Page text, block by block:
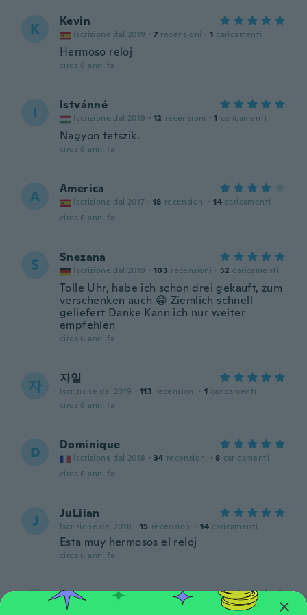
K Kevin
Iscrizione dal 2019 · 7 recensioni · 1 caricamenti
Hermoso reloj
circa 6 anni fa
I Istvánné
Iscrizione dal 2019 · 12 recensioni · 1 caricamenti
Nagyon tetszik.
circa 6 anni fa
A America
Iscrizione dal 2017 · 18 recensioni · 14 caricamenti
circa 6 anni fa
S Snezana
Iscrizione dal 2019 · 103 recensioni · 52 caricamenti
Tolle Uhr, habe ich schon drei gekauft, zum
verschenken auch 😁 Ziemlich schnell
geliefert Danke Kann ich nur weiter
empfehlen
circa 6 anni fa
자 자일
Iscrizione dal 2019 · 113 recensioni · 1 caricamenti
circa 6 anni fa
D Dominique
Iscrizione dal 2018 · 34 recensioni · 8 caricamenti
circa 6 anni fa
J JuLiian
Iscrizione dal 2018 · 15 recensioni · 14 caricamenti
Esta muy hermosos el reloj
circa 6 anni fa
Ancsa
recensioni 15 caricamenti